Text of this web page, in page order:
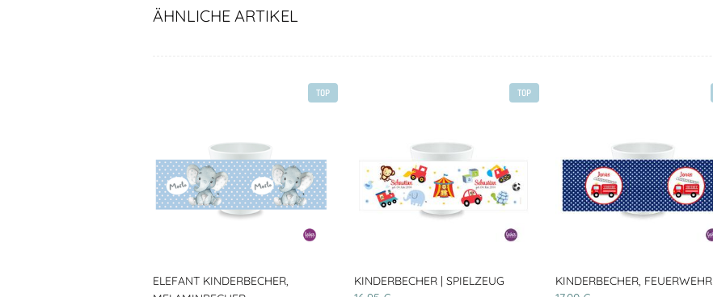
ÄHNLICHE ARTIKEL
TOP
ELEFANT KINDERBECHER,
TOP
KINDERBECHER | SPIELZEUG
KINDERBECHER, FEUERWEHR